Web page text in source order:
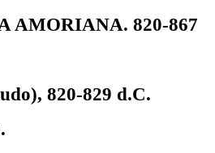
AMORIANA. 820-867
820-829 d.C.